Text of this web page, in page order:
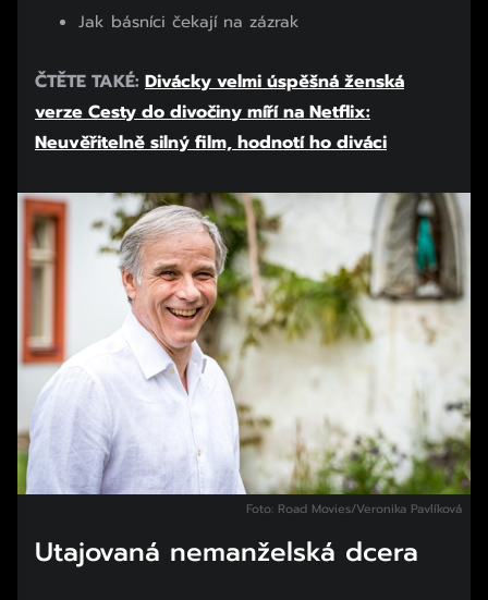
Jak básníci čekají na zázrak
ČTĚTE TAKÉ: Divácky velmi úspěšná ženská
verze Cesty do divočiny míří na Netflix:
Neuvěřitelně silný film, hodnotí ho diváci
Začátek reklamy
Konec reklamy
Foto: Road Movies/Veronika Pavlíková
Utajovaná nemanželská dcera